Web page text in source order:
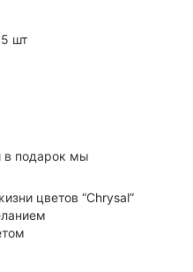
шт
в подарок мы
цветов “Chrysal”